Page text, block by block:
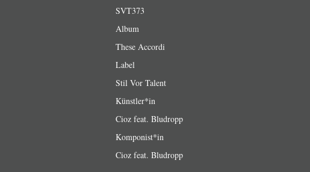
SVT373
Album
These Accordi
Label
Stil Vor Talent
Künstler*in
Cioz feat. Bludropp
Komponist*in
Cioz feat. Bludropp